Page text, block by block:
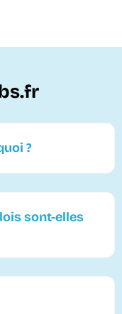
?
sont-elles